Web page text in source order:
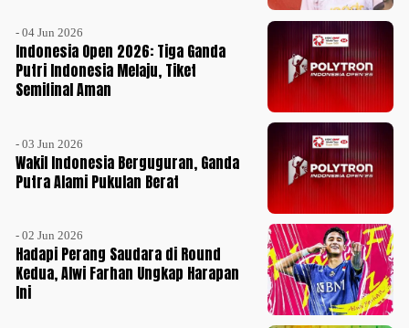
- 04 Jun 2026
Indonesia Open 2026: Tiga Ganda
Putri Indonesia Melaju, Tiket
Semifinal Aman
- 03 Jun 2026
Wakil Indonesia Berguguran, Ganda
Putra Alami Pukulan Berat
- 02 Jun 2026
Hadapi Perang Saudara di Round
Kedua, Alwi Farhan Ungkap Harapan
Ini